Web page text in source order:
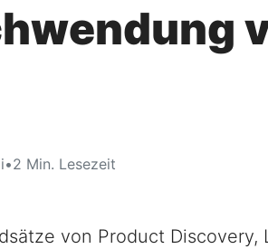
•2 Min. Lesezeit
von Product Discovery,